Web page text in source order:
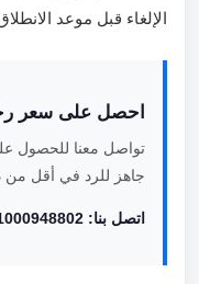
الإلغاء قبل موعد
احصل على سعر
تواصل معنا للحصول
جاهز للرد في أقل من
اتصل بنا: 01000948802